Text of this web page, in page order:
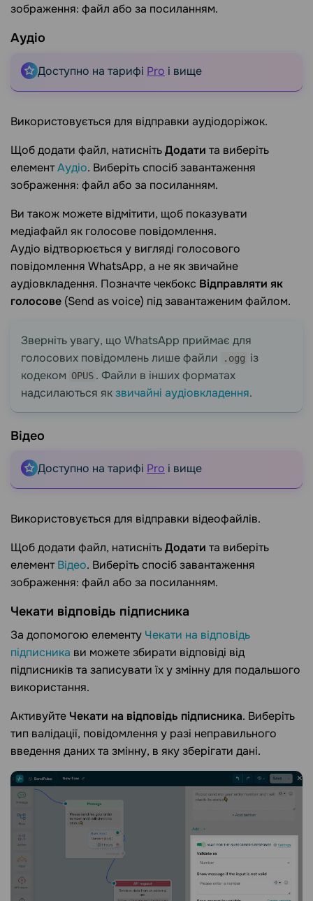
зображення: файл або за посиланням.
Аудіо
Доступно на тарифі Pro і вище
Використовується для відправки аудіодоріжок.
Щоб додати файл, натиснітьДодати та виберіть
елементАудіо. Виберіть спосіб завантаження
зображення: файл або за посиланням.
Ви також можете відмітити, щоб показувати
медіафайл як голосове повідомлення.
Аудіо відтворюється у вигляді голосового
повідомлення WhatsApp, а не як звичайне
аудіовкладення. Позначте чекбокс Відправляти як
голосове (Send as voice) під завантаженим файлом.
Зверніть увагу, що WhatsApp приймає для
голосових повідомлень лише файли
.ogg із
кодеком OPUS . Файли в інших форматах
надсилаються якзвичайні аудіовкладення.
Відео
Доступно на тарифі Pro і вище
Використовується для відправки відеофайлів.
Щоб додати файл, натиснітьДодати та виберіть
елементВідео. Виберіть спосіб завантаження
зображення: файл або за посиланням.
Чекати відповідь підписника
За допомогою елементу Чекати на відповідь
підписника ви можете збирати відповіді від
підписників та записувати їх у змінну для подальшого
використання.
Активуйте Чекати на відповідь підписника. Виберіть
тип валідації, повідомлення у разі неправильного
введення даних та змінну, в яку зберігати дані.